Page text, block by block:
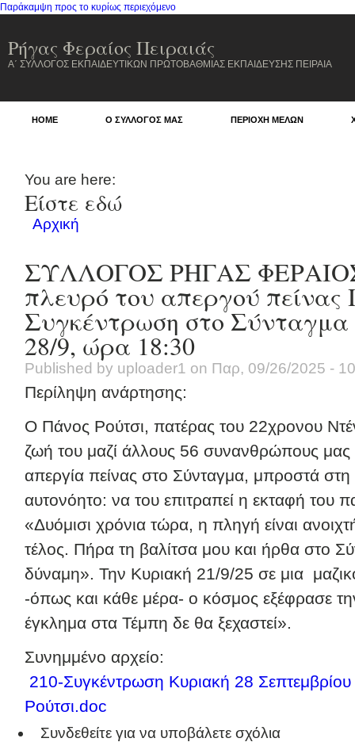
Παράκαμψη προς το κυρίως περιεχόμενο
Ρήγας Φεραίος Πειραιάς
Α΄ ΣΥΛΛΟΓΟΣ ΕΚΠΑΙΔΕΥΤΙΚΩΝ ΠΡΩΤΟΒΑΘΜΙΑΣ ΕΚΠΑΙΔΕΥΣΗΣ ΠΕΙΡΑΙΑ
HOME Ο ΣΥΛΛΟΓΟΣ ΜΑΣ ΠΕΡΙΟΧΗ ΜΕΛΩΝ
You are here:
Είστε εδώ
Αρχική
ΣΥΛΛΟΓΟΣ ΡΗΓΑΣ ΦΕΡΑΙΟΣ
πλευρό του απεργού πείνας
Συγκέντρωση στο Σύνταγμα
28/9, ώρα 18:30
Published by uploader1 on Παρ, 09/26/2025 -
Περίληψη ανάρτησης:
O Πάνος Ρούτσι, πατέρας του 22χρονου
ζωή του μαζί άλλους 56 συνανθρώπους μας
απεργία πείνας στο Σύνταγμα, μπροστά
αυτονόητο: να του επιτραπεί η εκταφή του
«Δυόμισι χρόνια τώρα, η πληγή είναι
τέλος. Πήρα τη βαλίτσα μου και ήρθα στο
δύναμη». Την Κυριακή 21/9/25 σε μια
-όπως και κάθε μέρα- ο κόσμος εξέφρασε
έγκλημα στα Τέμπη δε θα ξεχαστεί».
Συνημμένο αρχείο:
210-Συγκέντρωση Κυριακή 28
Ρούτσι.doc
Συνδεθείτε για να υποβάλετε σχόλια